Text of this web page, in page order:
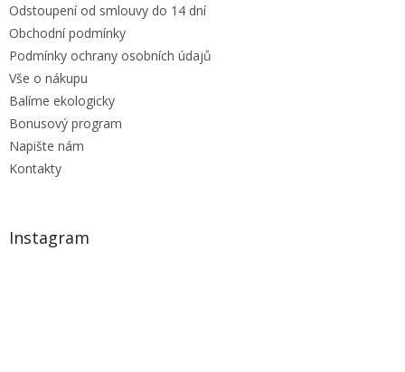
Odstoupení od smlouvy do 14 dní
Obchodní podmínky
Podmínky ochrany osobních údajů
Vše o nákupu
Balíme ekologicky
Bonusový program
Napište nám
Kontakty
Instagram